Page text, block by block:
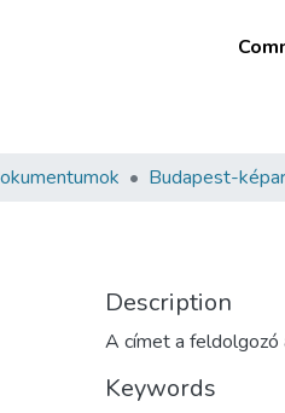
Budapest-
Description
A címet a feldolgozó
Keywords